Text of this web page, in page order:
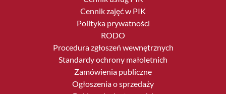
Cennik zajęć w PIK
Polityka prywatności
RODO
Procedura zgłoszeń wewnętrznych
Standardy ochrony małoletnich
Zamówienia publiczne
Ogłoszenia o sprzedaży